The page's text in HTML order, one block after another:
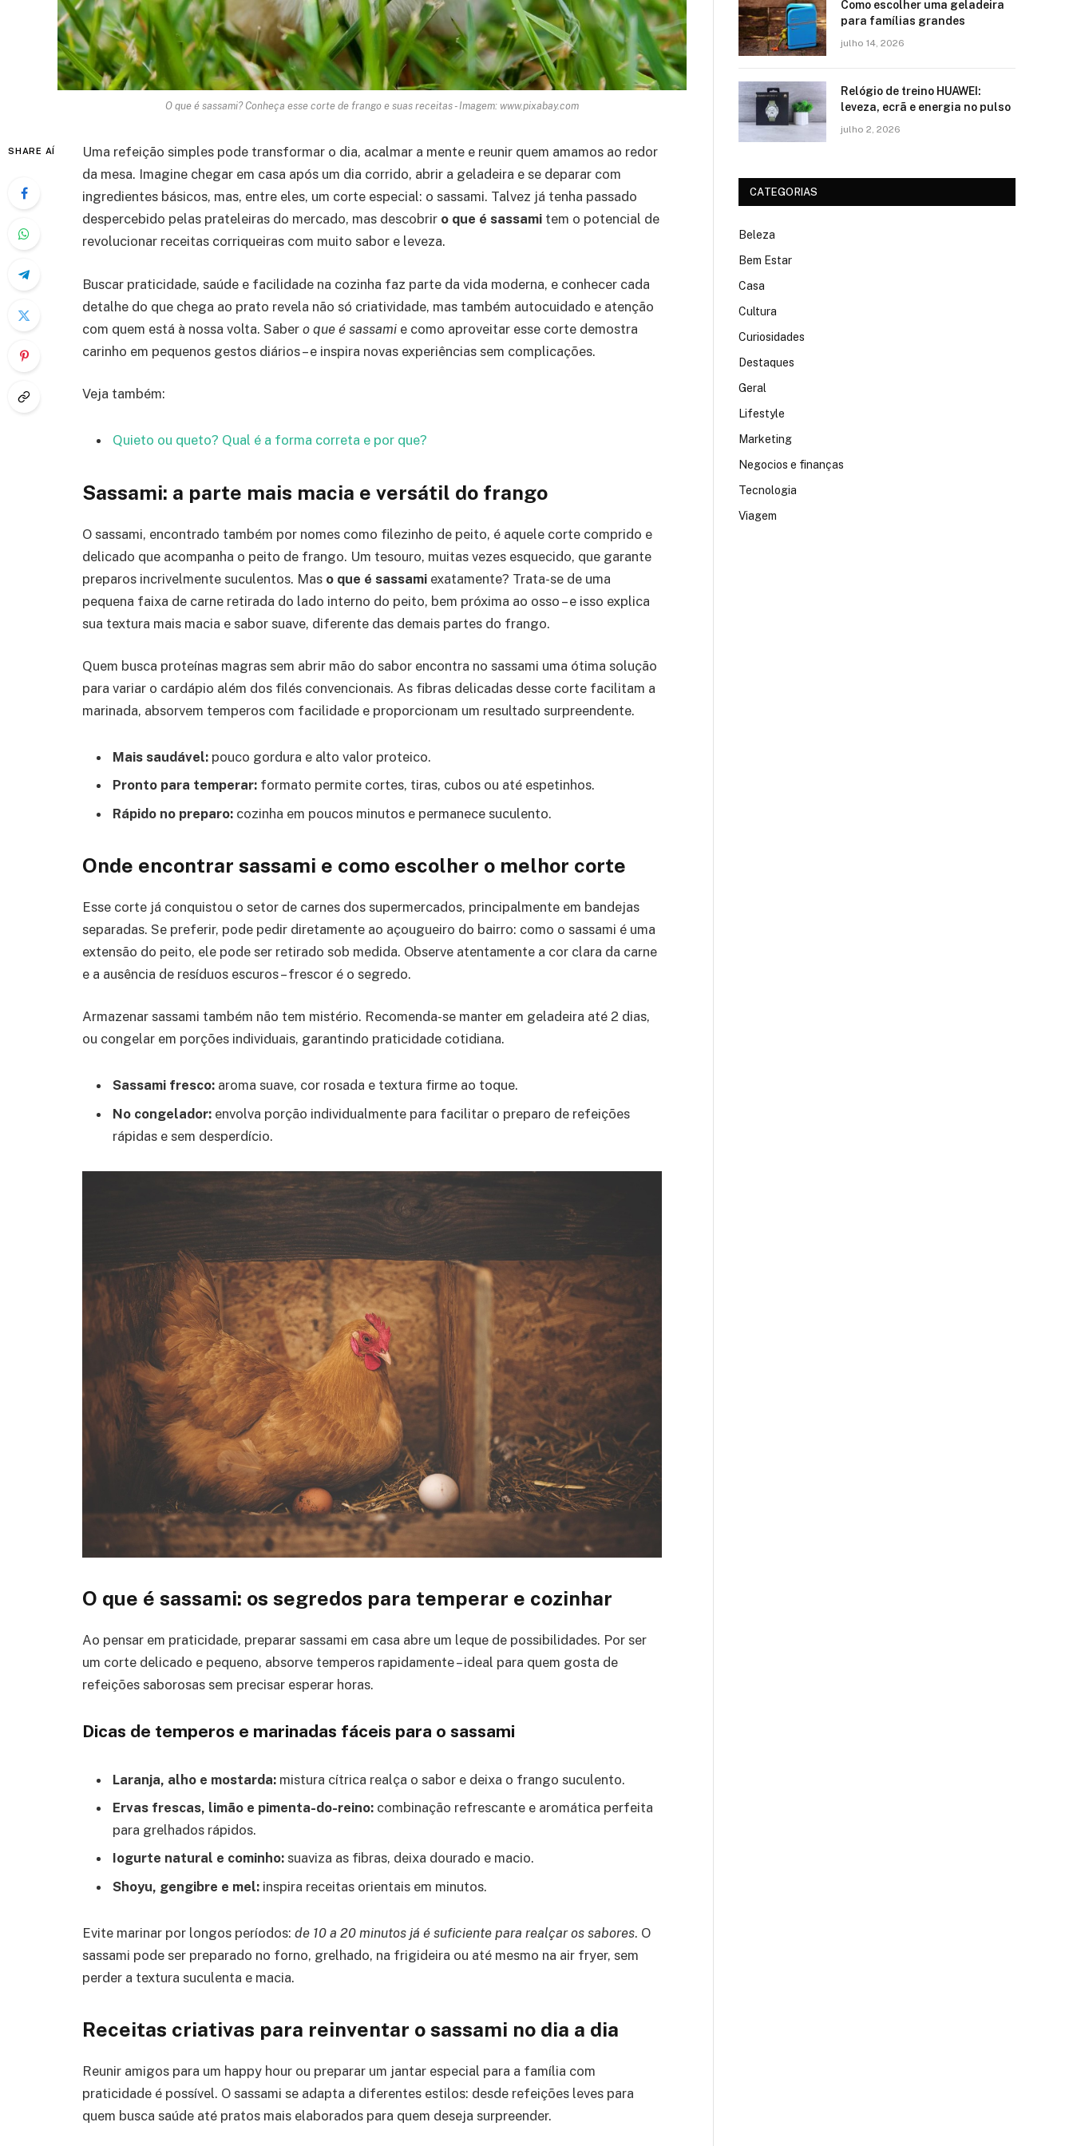
O que é sassami? Conheça esse corte de frango e suas receitas - Imagem: www.pixabay.com
SHARE AÍ
Uma refeição simples pode transformar o dia, acalmar a mente e reunir quem amamos ao redor
da mesa. Imagine chegar em casa após um dia corrido, abrir a geladeira e se deparar com
ingredientes básicos, mas, entre eles, um corte especial: o sassami. Talvez já tenha passado
despercebido pelas prateleiras do mercado, mas descobrir o que é sassami tem o potencial de
revolucionar receitas corriqueiras com muito sabor e leveza.
Buscar praticidade, saúde e facilidade na cozinha faz parte da vida moderna, e conhecer cada
detalhe do que chega ao prato revela não só criatividade, mas também autocuidado e atenção
com quem está à nossa volta. Saber o que é sassami e como aproveitar esse corte demostra
carinho em pequenos gestos diários – e inspira novas experiências sem complicações.
Veja também:
Quieto ou queto? Qual é a forma correta e por que?
Sassami: a parte mais macia e versátil do frango
O sassami, encontrado também por nomes como filezinho de peito, é aquele corte comprido e
delicado que acompanha o peito de frango. Um tesouro, muitas vezes esquecido, que garante
preparos incrivelmente suculentos. Mas o que é sassami exatamente? Trata-se de uma
pequena faixa de carne retirada do lado interno do peito, bem próxima ao osso – e isso explica
sua textura mais macia e sabor suave, diferente das demais partes do frango.
Quem busca proteínas magras sem abrir mão do sabor encontra no sassami uma ótima solução
para variar o cardápio além dos filés convencionais. As fibras delicadas desse corte facilitam a
marinada, absorvem temperos com facilidade e proporcionam um resultado surpreendente.
Mais saudável: pouco gordura e alto valor proteico.
Pronto para temperar: formato permite cortes, tiras, cubos ou até espetinhos.
Rápido no preparo: cozinha em poucos minutos e permanece suculento.
Onde encontrar sassami e como escolher o melhor corte
Esse corte já conquistou o setor de carnes dos supermercados, principalmente em bandejas
separadas. Se preferir, pode pedir diretamente ao açougueiro do bairro: como o sassami é uma
extensão do peito, ele pode ser retirado sob medida. Observe atentamente a cor clara da carne
e a ausência de resíduos escuros – frescor é o segredo.
Armazenar sassami também não tem mistério. Recomenda-se manter em geladeira até 2 dias,
ou congelar em porções individuais, garantindo praticidade cotidiana.
Sassami fresco: aroma suave, cor rosada e textura firme ao toque.
No congelador: envolva porção individualmente para facilitar o preparo de refeições
rápidas e sem desperdício.
O que é sassami: os segredos para temperar e cozinhar
Ao pensar em praticidade, preparar sassami em casa abre um leque de possibilidades. Por ser
um corte delicado e pequeno, absorve temperos rapidamente – ideal para quem gosta de
refeições saborosas sem precisar esperar horas.
Dicas de temperos e marinadas fáceis para o sassami
Laranja, alho e mostarda: mistura cítrica realça o sabor e deixa o frango suculento.
Ervas frescas, limão e pimenta-do-reino: combinação refrescante e aromática perfeita
para grelhados rápidos.
Iogurte natural e cominho: suaviza as fibras, deixa dourado e macio.
Shoyu, gengibre e mel: inspira receitas orientais em minutos.
Evite marinar por longos períodos: de 10 a 20 minutos já é suficiente para realçar os sabores. O
sassami pode ser preparado no forno, grelhado, na frigideira ou até mesmo na air fryer, sem
perder a textura suculenta e macia.
Receitas criativas para reinventar o sassami no dia a dia
Reunir amigos para um happy hour ou preparar um jantar especial para a família com
praticidade é possível. O sassami se adapta a diferentes estilos: desde refeições leves para
quem busca saúde até pratos mais elaborados para quem deseja surpreender.
Como escolher uma geladeira
para famílias grandes
julho 14, 2026
Relógio de treino​ HUAWEI:
leveza, ecrã e energia no pulso
julho 2, 2026
CATEGORIAS
Beleza
Bem Estar
Casa
Cultura
Curiosidades
Destaques
Geral
Lifestyle
Marketing
Negocios e finanças
Tecnologia
Viagem